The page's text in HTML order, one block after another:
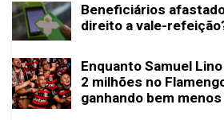
Beneficiários
direito a vale-
Enquanto Samuel
2 milhões no
ganhando bem